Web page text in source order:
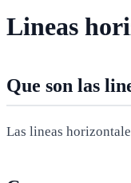
Lineas
Que son las
Las lineas